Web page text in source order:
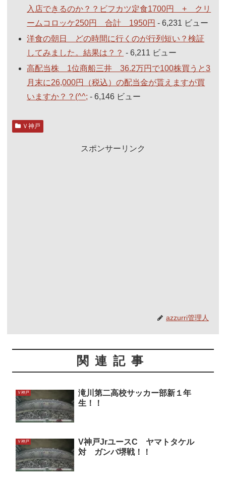
入店できるのか？？ビフカツ定食1700円 + クリ
ームコロッケ250円 合計 1950円 - 6,231 ビュー
洋食の朝日 どの時間に行くのが行列短い？検証
してみました。結果は？？ - 6,211 ビュー
高配当株 1位商船三井 36.2万円で100株買うと3
月末に26,000円（税込）の配当金が貰えますが買
いますか？？(^^; - 6,146 ビュー
Ｖ神戸
スポンサーリンク
azzurri管理人
関連記事
Ｖ神戸
滝川第二高校サッカー部新１年
生！！
Ｖ神戸
V神戸JrユースC ヤマトタケル
対 ガンバ堺戦！！